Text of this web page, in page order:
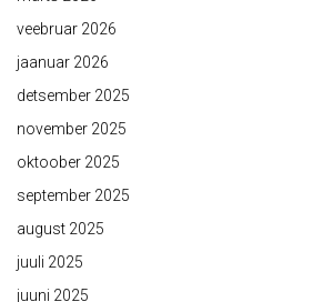
veebruar 2026
jaanuar 2026
detsember 2025
november 2025
oktoober 2025
september 2025
august 2025
juuli 2025
juuni 2025